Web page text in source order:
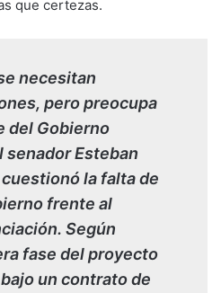
que certezas.
necesitan
pero preocupa
del Gobierno
senador Esteban
la falta de
frente al
Según
fase del proyecto
un contrato de